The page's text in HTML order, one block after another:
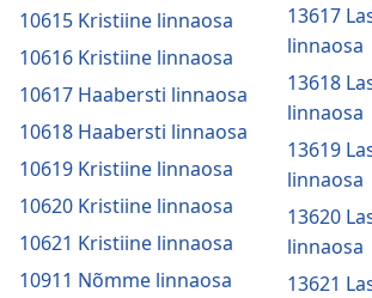
10615 Kristiine linnaosa
10616 Kristiine linnaosa
10617 Haabersti linnaosa
10618 Haabersti linnaosa
10619 Kristiine linnaosa
10620 Kristiine linnaosa
10621 Kristiine linnaosa
10911 Nõmme linnaosa
13617
linnaosa
13618
linnaosa
13619
linnaosa
13620
linnaosa
13621